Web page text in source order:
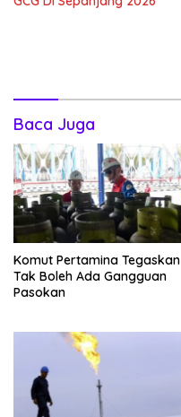
Baca Juga
Komut Pertamina Tegaskan
Tak Boleh Ada Gangguan
Pasokan